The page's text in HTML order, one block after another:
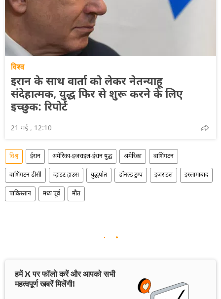
विश्व
इरान के साथ वार्ता को लेकर नेतन्याहू
संदेहात्मक, युद्ध फिर से शुरू करने के लिए
इच्छुक: रिपोर्ट
21 मई , 12:10
विश्व ईरान अमेरिका-इजराइल-ईरान युद्ध अमेरिका वाशिंगटन
वाशिंगटन डीसी व्हाइट हाउस युद्धपोत डॉनल्ड ट्रम्प इजराइल इस्लामाबाद
पाकिस्तान मध्य पूर्व मौत
हमें X पर फॉलो करें और आपको सभी
महत्वपूर्ण खबरें मिलेंगी!